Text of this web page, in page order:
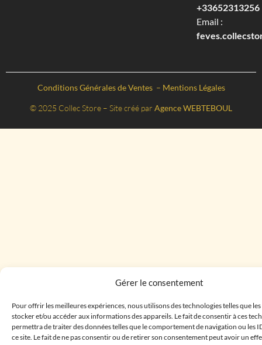
Gérer le consentement
Pour offrir les meilleures expériences, nous utilisons des technologies telles que
stocker et/ou accéder aux informations des appareils. Le fait de consentir à ces
permettra de traiter des données telles que le comportement de navigation ou les
ce site. Le fait de ne pas consentir ou de retirer son consentement peut avoir un
+33652313256‬
Email :
Conditions Générales de Ventes – Mentions Légales
© 2025 Collec Store – Site créé par Agence WEBTEBOUL